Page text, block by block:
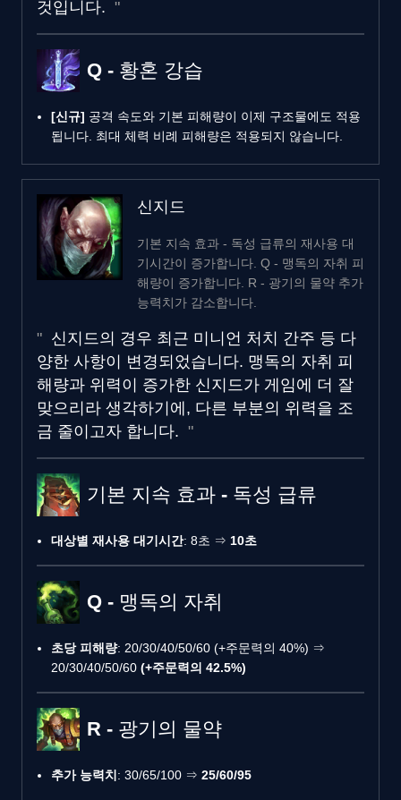
것입니다.
Q - 황혼 강습
[신규] 공격 속도와 기본 피해량이 이제 구조물에도 적용
됩니다. 최대 체력 비례 피해량은 적용되지 않습니다.
신지드
기본 지속 효과 - 독성 급류의 재사용 대
기시간이 증가합니다. Q - 맹독의 자취 피
해량이 증가합니다. R - 광기의 물약 추가
능력치가 감소합니다.
신지드의 경우 최근 미니언 처치 간주 등 다
양한 사항이 변경되었습니다. 맹독의 자취 피
해량과 위력이 증가한 신지드가 게임에 더 잘
맞으리라 생각하기에, 다른 부분의 위력을 조
금 줄이고자 합니다.
기본 지속 효과 - 독성 급류
대상별 재사용 대기시간: 8초 ⇒ 10초
Q - 맹독의 자취
초당 피해량: 20/30/40/50/60 (+주문력의 40%) ⇒
20/30/40/50/60 (+주문력의 42.5%)
R - 광기의 물약
추가 능력치 : 30/65/100 ⇒ 25/60/95